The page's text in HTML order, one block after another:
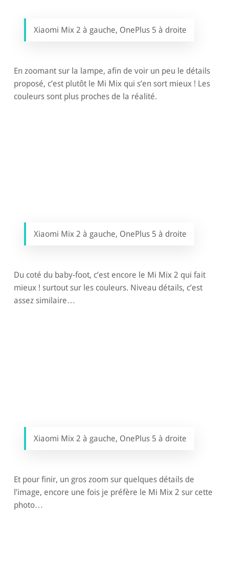
Xiaomi Mix 2 à gauche, OnePlus 5 à droite
En zoomant sur la lampe, afin de voir un peu le détails
proposé, c’est plutôt le Mi Mix qui s’en sort mieux ! Les
couleurs sont plus proches de la réalité.
Xiaomi Mix 2 à gauche, OnePlus 5 à droite
Du coté du baby-foot, c’est encore le Mi Mix 2 qui fait
mieux ! surtout sur les couleurs. Niveau détails, c’est
assez similaire…
Xiaomi Mix 2 à gauche, OnePlus 5 à droite
Et pour finir, un gros zoom sur quelques détails de
l’image, encore une fois je préfère le Mi Mix 2 sur cette
photo…